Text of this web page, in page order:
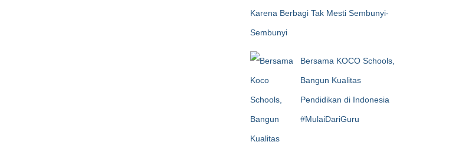
Karena Berbagi Tak Mesti Sembunyi-
Sembunyi
Bersama KOCO Schools,
Bangun Kualitas
Pendidikan di Indonesia
#MulaiDariGuru